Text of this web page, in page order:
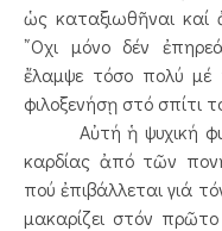
ὡς καταξιωθῆναι καί
῎Οχι μόνο δέν
ἔλαμψε τόσο πολύ
φιλοξενήσῃ στό σπίτι
Αὐτή ἡ ψυχική
καρδίας ἀπό τῶν
πού ἐπιβάλλεται γιά
μακαρίζει στόν